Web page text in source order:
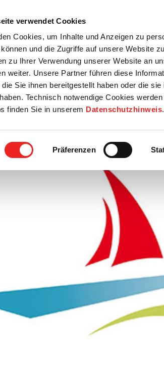
verwendet Cookies
Cookies, um Inhalte und Anzeigen zu
und die Zugriffe auf unsere Website
zu Ihrer Verwendung unserer Website an
weiter. Unsere Partner führen diese
Sie ihnen bereitgestellt haben oder die sie
Technisch notwendige Cookies
finden Sie in unserem Datenschutzhinweis.
Präferenzen
Startseite
Rats- / Bürgerinfo Wirtschaft / Wohnen